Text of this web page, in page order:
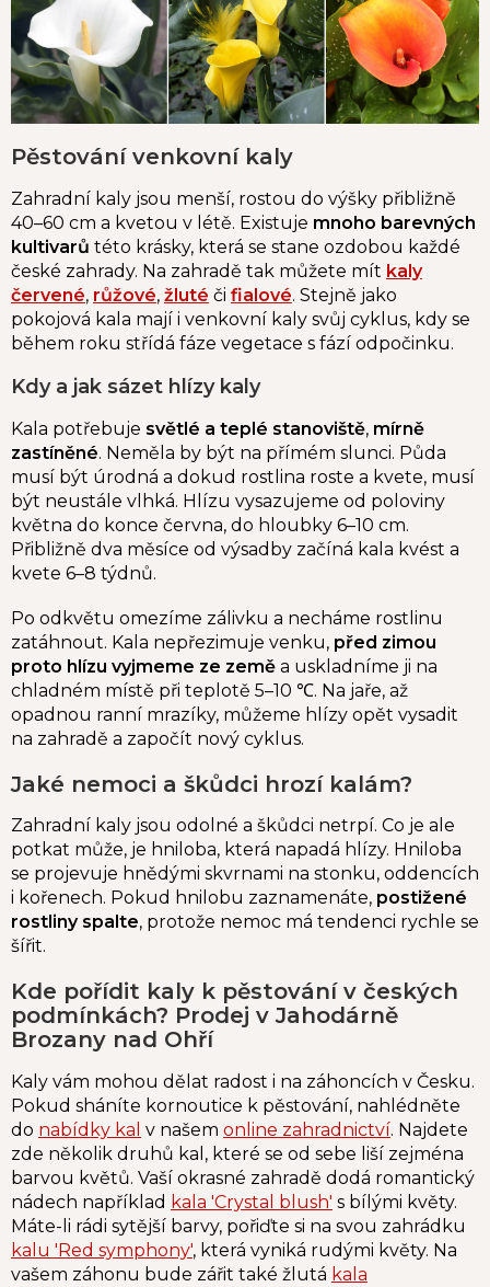
Pěstování venkovní kaly
Zahradní kaly jsou menší, rostou do výšky přibližně
40–60 cm a kvetou v létě. Existuje mnoho barevných
kultivarů této krásky, která se stane ozdobou každé
české zahrady. Na zahradě tak můžete mít kaly
červené, růžové, žluté či fialové. Stejně jako
pokojová kala mají i venkovní kaly svůj cyklus, kdy se
během roku střídá fáze vegetace s fází odpočinku.
Kdy a jak sázet hlízy kaly
Kala potřebuje světlé a teplé stanoviště, mírně
zastíněné. Neměla by být na přímém slunci. Půda
musí být úrodná a dokud rostlina roste a kvete, musí
být neustále vlhká. Hlízu vysazujeme od poloviny
května do konce června, do hloubky 6–10 cm.
Přibližně dva měsíce od výsadby začíná kala kvést a
kvete 6–8 týdnů.
Po odkvětu omezíme zálivku a necháme rostlinu
zatáhnout. Kala nepřezimuje venku, před zimou
proto hlízu vyjmeme ze země a uskladníme ji na
chladném místě při teplotě 5–10 ℃. Na jaře, až
opadnou ranní mrazíky, můžeme hlízy opět vysadit
na zahradě a započít nový cyklus.
Jaké nemoci a škůdci hrozí kalám?
Zahradní kaly jsou odolné a škůdci netrpí. Co je ale
potkat může, je hniloba, která napadá hlízy. Hniloba
se projevuje hnědými skvrnami na stonku, oddencích
i kořenech. Pokud hnilobu zaznamenáte, postižené
rostliny spalte, protože nemoc má tendenci rychle se
šířit.
Kde pořídit kaly k pěstování v českých
podmínkách? Prodej v Jahodárně
Brozany nad Ohří
Kaly vám mohou dělat radost i na záhoncích v Česku.
Pokud sháníte kornoutice k pěstování, nahlédněte
do nabídky kal v našem online zahradnictví. Najdete
zde několik druhů kal, které se od sebe liší zejména
barvou květů. Vaší okrasné zahradě dodá romantický
nádech například kala 'Crystal blush' s bílými květy.
Máte-li rádi sytější barvy, pořiďte si na svou zahrádku
kalu 'Red symphony', která vyniká rudými květy. Na
vašem záhonu bude zářit také žlutá kala